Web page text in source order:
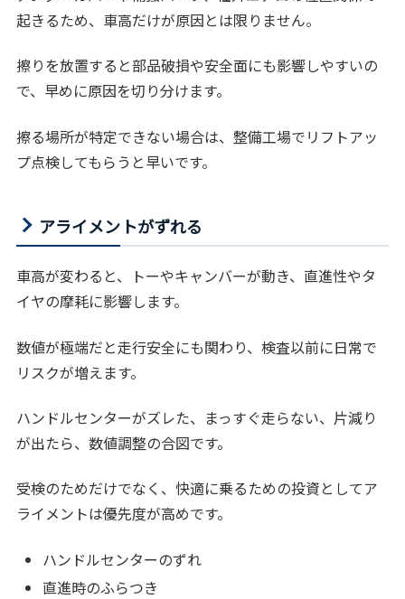
起きるため、車高だけが原因とは限りません。
擦りを放置すると部品破損や安全面にも影響しやすいの
で、早めに原因を切り分けます。
擦る場所が特定できない場合は、整備工場でリフトアッ
プ点検してもらうと早いです。
アライメントがずれる
車高が変わると、トーやキャンバーが動き、直進性やタ
イヤの摩耗に影響します。
数値が極端だと走行安全にも関わり、検査以前に日常で
リスクが増えます。
ハンドルセンターがズレた、まっすぐ走らない、片減り
が出たら、数値調整の合図です。
受検のためだけでなく、快適に乗るための投資としてア
ライメントは優先度が高めです。
ハンドルセンターのずれ
直進時のふらつき